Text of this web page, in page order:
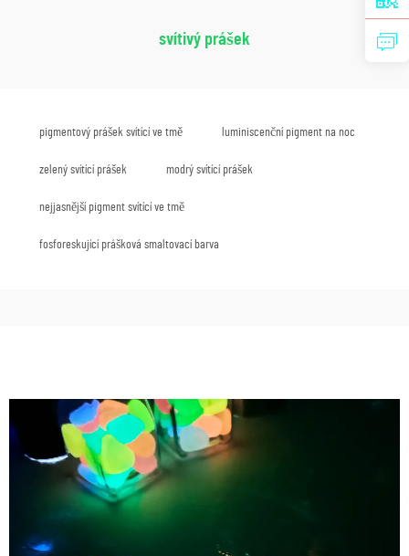
svítivý prášek
pigmentový prášek svítící ve tmě luminiscenční pigment na noc
zelený svítící prášek modrý svítící prášek
nejjasnější pigment svítící ve tmě
fosforeskující prášková smaltovací barva